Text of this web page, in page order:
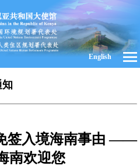
English
签入境海南事由 ——
南欢迎您